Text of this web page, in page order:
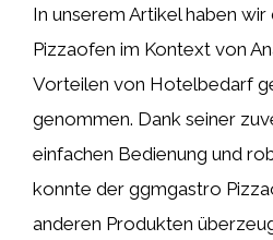
In unserem Artikel haben
Pizzaofen im Kontext von
Vorteilen von Hotelbedarf
genommen. Dank seiner
einfachen Bedienung und
konnte der ggmgastro
anderen Produkten